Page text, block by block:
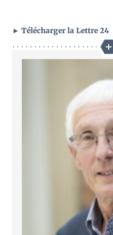
► Télécharger la Lettre 24